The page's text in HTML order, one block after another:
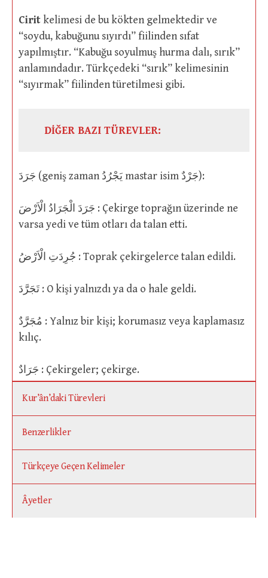
Cirit kelimesi de bu kökten gelmektedir ve
“soydu, kabuğunu sıyırdı” fiilinden sıfat
yapılmıştır. “Kabuğu soyulmuş hurma dalı, sırık”
anlamındadır. Türkçedeki “sırık” kelimesinin
“sıyırmak” fiilinden türetilmesi gibi.
DİĞER BAZI TÜREVLER:
جَرَدَ (geniş zaman يَجْرُدُ mastar isim جَرْدٌ):
جَرَدَ الْجَرَادُ الْاَرْضَ : Çekirge toprağın üzerinde ne
varsa yedi ve tüm otları da talan etti.
جُرِدَتِ الْاَرْضُ : Toprak çekirgelerce talan edildi.
تَجَرَّدَ : O kişi yalnızdı ya da o hale geldi.
مُجَرَّدٌ : Yalnız bir kişi; korumasız veya kaplamasız
kılıç.
جَرَادٌ : Çekirgeler; çekirge.
Kur’ân’daki Türevleri
Benzerlikler
Türkçeye Geçen Kelimeler
Âyetler